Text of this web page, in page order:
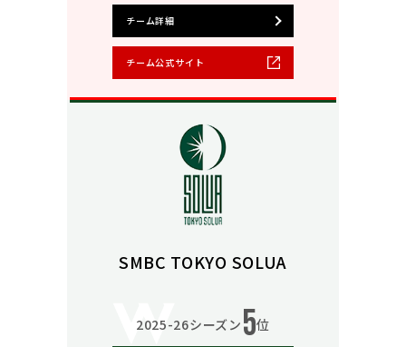
チーム詳細
チーム公式サイト
SMBC TOKYO SOLUA
2025-26シーズン 5位